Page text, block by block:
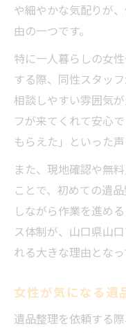
や細やかな気配りが
由の一つです。
特に一人暮らしの女
する際、同性スタッ
相談しやすい雰囲気
フが来てくれて安心
もらえた」といった
また、現地確認や無
ことで、初めての遺
しながら作業を進め
ス体制が、山口県山
れる大きな理由となっ
女性が気になる遺
遺品整理を依頼する